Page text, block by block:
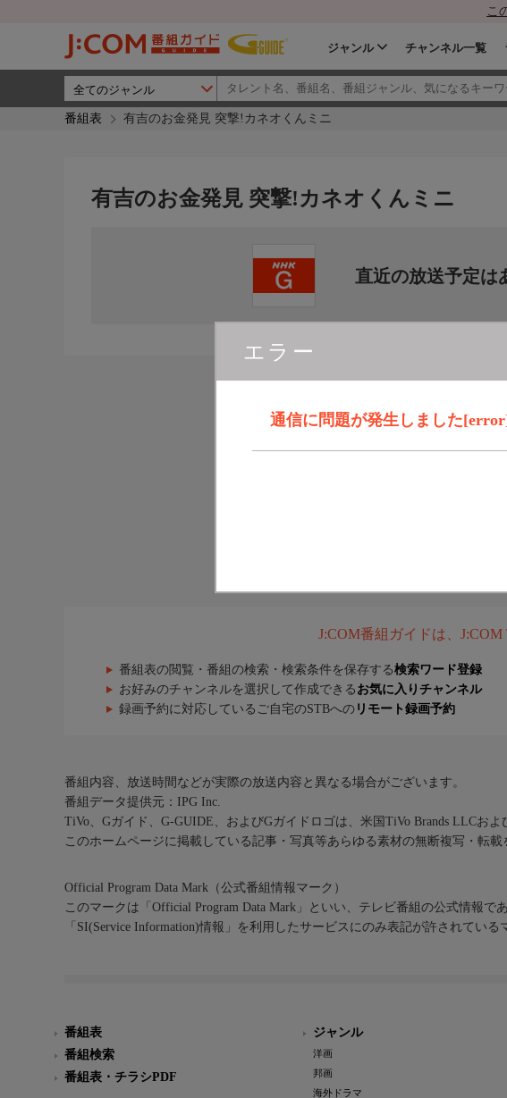
こ
ジャンル チャンネル一覧
番組表 有吉のお金発見 突撃!カネオくんミニ
エラー
通信に問題が発生しました
有吉のお金発見 突撃!カネオくんミニ
直近の放送予定は
J:COM番組ガイドは、
番組表の閲覧・番組の検索・検索条件を保存する検索ワード登録
お好みのチャンネルを選択して作成できる お気に入りチャンネル
録画予約に対応しているご自宅のSTBへの リモート録画予約
番組内容、放送時間などが実際の放送内容と異なる場合がございます。
番組データ提供元：IPG Inc.
TiVo、Gガイド、G-GUIDE、およびGガイドロゴは、米国TiVo Brands LLCお
このホームページに掲載している記事・写真等あらゆる素材の無断複写・転載
Official Program Data Mark（公式番組情報マーク）
このマークは「Official Program Data Mark」といい、テレビ番組の公式情報で
「SI(Service Information)情報」を利用したサービスにのみ表記が許されている
番組表
番組検索
番組表・チラシPDF
ジャンル
洋画
邦画
海外ドラマ